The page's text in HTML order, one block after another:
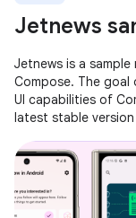
Jetnews
Jetnews is a
Compose. The
UI capabilities of
latest stable